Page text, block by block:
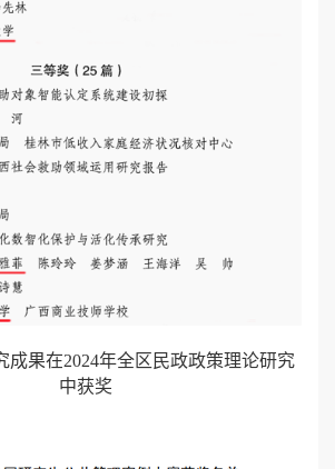
成果在2024年全区民政政策理论研究
中获奖